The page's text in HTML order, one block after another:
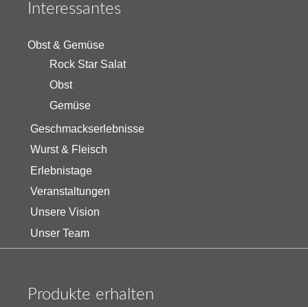
Interessantes
Obst & Gemüse
Rock Star Salat
Obst
Gemüse
Geschmackserlebnisse
Wurst & Fleisch
Erlebnistage
Veranstaltungen
Unsere Vision
Unser Team
Produkte erhalten